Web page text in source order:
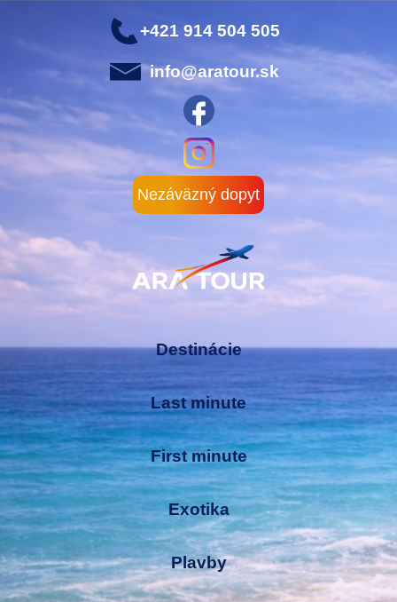
+421 914 504 505
info@aratour.sk
Nezáväzný dopyt
Destinácie
Last minute
First minute
Exotika
Plavby